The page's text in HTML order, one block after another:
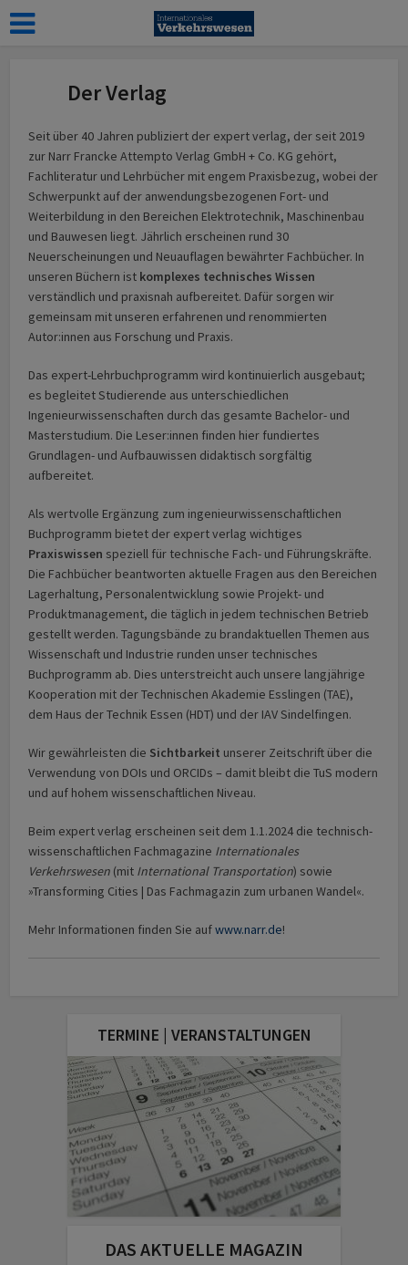
Der Verlag
Seit über 40 Jahren publiziert der expert verlag, der seit 2019
zur Narr Francke Attempto Verlag GmbH + Co. KG gehört,
Fachliteratur und Lehrbücher mit engem Praxisbezug, wobei der
Schwerpunkt auf der anwendungsbezogenen Fort- und
Weiterbildung in den Bereichen Elektrotechnik, Maschinenbau
und Bauwesen liegt. Jährlich erscheinen rund 30
Neuerscheinungen und Neuauflagen bewährter Fachbücher. In
unseren Büchern ist komplexes technisches Wissen
verständlich und praxisnah aufbereitet. Dafür sorgen wir
gemeinsam mit unseren erfahrenen und renommierten
Autor:innen aus Forschung und Praxis.
Das expert-Lehrbuchprogramm wird kontinuierlich ausgebaut;
es begleitet Studierende aus unterschiedlichen
Ingenieurwissenschaften durch das gesamte Bachelor- und
Masterstudium. Die Leser:innen finden hier fundiertes
Grundlagen- und Aufbauwissen didaktisch sorgfältig
aufbereitet.
Als wertvolle Ergänzung zum ingenieurwissenschaftlichen
Buchprogramm bietet der expert verlag wichtiges
Praxiswissen speziell für technische Fach- und Führungskräfte.
Die Fachbücher beantworten aktuelle Fragen aus den Bereichen
Lagerhaltung, Personalentwicklung sowie Projekt- und
Produktmanagement, die täglich in jedem technischen Betrieb
gestellt werden. Tagungsbände zu brandaktuellen Themen aus
Wissenschaft und Industrie runden unser technisches
Buchprogramm ab. Dies unterstreicht auch unsere langjährige
Kooperation mit der Technischen Akademie Esslingen (TAE),
dem Haus der Technik Essen (HDT) und der IAV Sindelfingen.
Wir gewährleisten die Sichtbarkeit unserer Zeitschrift über die
Verwendung von DOIs und ORCIDs – damit bleibt die TuS modern
und auf hohem wissenschaftlichen Niveau.
Beim expert verlag erscheinen seit dem 1.1.2024 die technisch-
wissenschaftlichen Fachmagazine Internationales
Verkehrswesen (mit International Transportation) sowie
»Transforming Cities | Das Fachmagazin zum urbanen Wandel«.
Mehr Informationen finden Sie aufwww.narr.de!
TERMINE | VERANSTALTUNGEN
DAS AKTUELLE MAGAZIN